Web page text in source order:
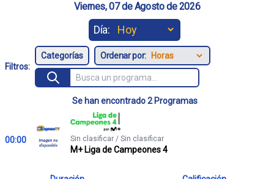
Viernes, 07 de Agosto de 2026
Día:
Filtros:
Ordenar por:
Se han encontrado 2 Programas
00:00 Sin clasificar / Sin clasificar
M+ Liga de Campeones 4